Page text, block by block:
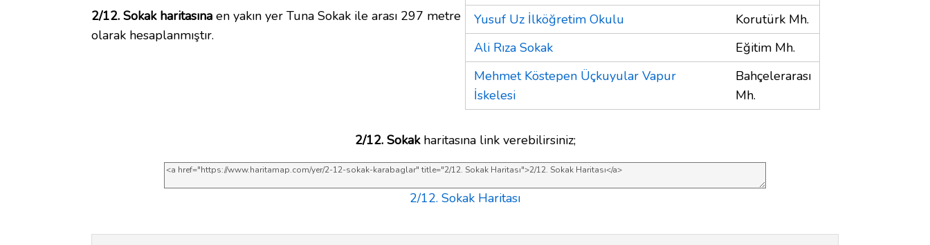
2/12. Sokak haritasına en yakın yer Tuna Sokak ile arası 297 metre
olarak hesaplanmıştır.
Yusuf Uz İlköğretim Okulu
Korutürk Mh.
Ali Rıza Sokak
Eğitim Mh.
Mehmet Köstepen Üçkuyular Vapur
İskelesi
Bahçelerarası
Mh.
2/12. Sokakharitasına link verebilirsiniz;
2/12. Sokak Haritası